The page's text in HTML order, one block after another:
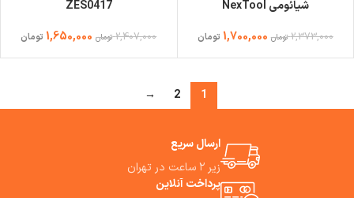
شیائومی NexTool
2,373,000 تومان 1,700,000 تومان
ZES0417
2,407,000 تومان 1,650,000 تومان
1
2
→
ارسال سریع
زیر ۲ ساعت در تهران
پرداخت آنلاین